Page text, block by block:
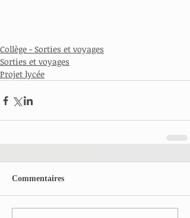
Collège - Sorties et voyages
Sorties et voyages
Projet lycée
Commentaires